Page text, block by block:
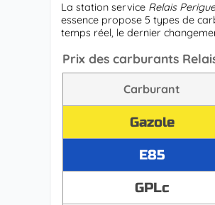
La station service Relais
essence propose 5 types de
temps réel, le dernier
Prix des carburants
Carburant
Gazole
E85
GPLc